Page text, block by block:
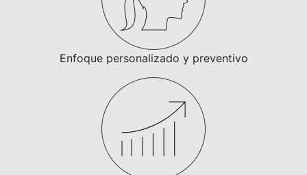
Enfoque personalizado y preventivo